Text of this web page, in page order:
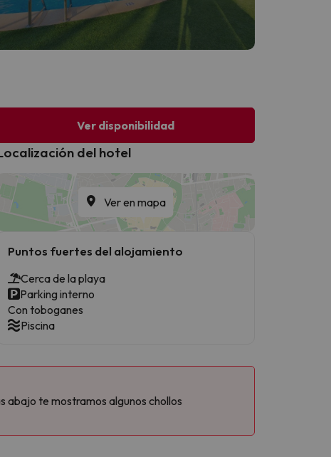
Ver disponibilidad
del hotel
Ver en mapa
Puntos fuertes del alojamiento
Cerca de la playa
Parking interno
Con toboganes
Piscina
abajo te mostramos algunos chollos